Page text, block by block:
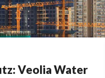
Veolia Water